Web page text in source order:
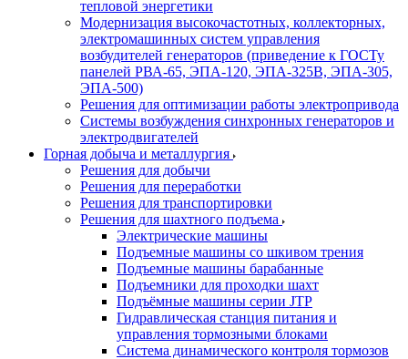
тепловой энергетики
Модернизация высокочастотных, коллекторных,
электромашинных систем управления
возбудителей генераторов (приведение к ГОСТу
панелей РВА-65, ЭПА-120, ЭПА-325В, ЭПА-305,
ЭПА-500)
Решения для оптимизации работы электропривода
Системы возбуждения синхронных генераторов и
электродвигателей
Горная добыча и металлургия
Решения для добычи
Решения для переработки
Решения для транспортировки
Решения для шахтного подъема
Электрические машины
Подъемные машины со шкивом трения
Подъемные машины барабанные
Подъемники для проходки шахт
Подъёмные машины серии JTP
Гидравлическая станция питания и
управления тормозными блоками
Система динамического контроля тормозов